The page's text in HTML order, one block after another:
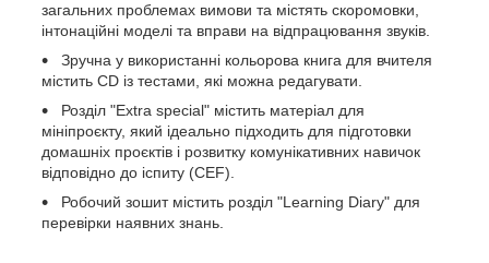
загальних проблемах вимови та містять скоромовки,
інтонаційні моделі та вправи на відпрацювання звуків.
Зручна у використанні кольорова книга для вчителя
містить CD із тестами, які можна редагувати.
Розділ "Extra special" містить матеріал для
мініпроєкту, який ідеально підходить для підготовки
домашніх проєктів і розвитку комунікативних навичок
відповідно до іспиту (CEF).
Робочий зошит містить розділ "Learning Diary" для
перевірки наявних знань.